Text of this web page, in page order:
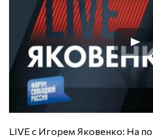
LIVE с Игорем Яковенко: На пороге Третьей